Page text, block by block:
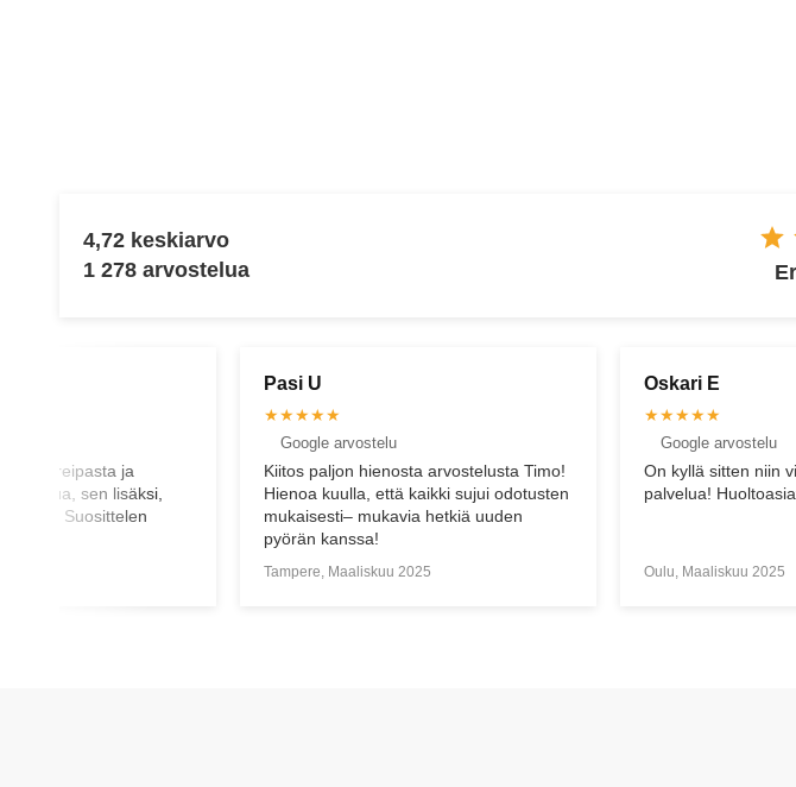
4,72 keskiarvo
1 278 arvostelua
reipasta ja
palvelua, sen lisäksi,
hyviä. Suosittelen
Pasi U
★★★★★
Google arvostelu
Kiitos paljon hienosta arvostelusta Timo!
Hienoa kuulla, että kaikki sujui odotusten
mukaisesti– mukavia hetkiä uuden
pyörän kanssa!
Tampere, Maaliskuu 2025
Oskari E
★★★★★
Google arvostelu
On kyllä sitten niin
palvelua!
Oulu, Maaliskuu 2025